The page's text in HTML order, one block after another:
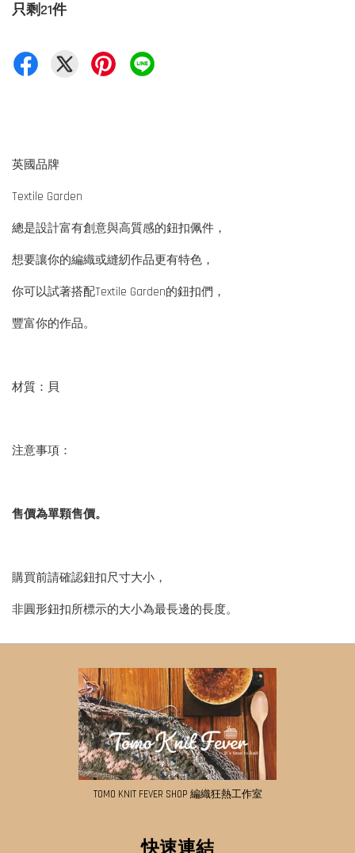
只剩21件
英國品牌
Textile Garden
總是設計富有創意與高質感的鈕扣佩件，
想要讓你的編織或縫紉作品更有特色，
你可以試著搭配Textile Garden的鈕扣們，
豐富你的作品。
材質：貝
注意事項：
售價為單顆售價。
購買前請確認鈕扣尺寸大小，
非圓形鈕扣所標示的大小為最長邊的長度。
TOMO KNIT FEVER SHOP 編織狂熱工作室